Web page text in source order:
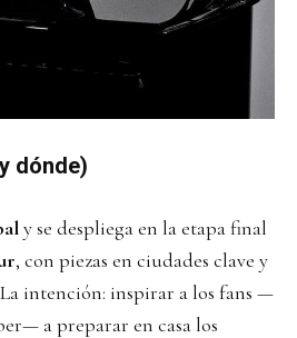
dónde)
y se despliega en la etapa final
, con piezas en ciudades clave y
intención: inspirar a los fans —
a preparar en casa los